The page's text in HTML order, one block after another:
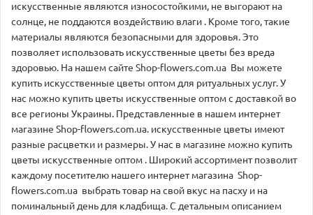
искусственные являются износостойкими, не выгорают на
солнце, не поддаются воздействию влаги . Кроме того, такие
материалы являются безопасными для здоровья. Это
позволяет использовать искусственные цветы без вреда
здоровью. На нашем сайте Shop-flowers.com.ua Вы можете
купить искусственные цветы оптом для ритуальных услуг. У
нас можно купить цветы искусственные оптом с доставкой во
все регионы Украины. Представленные в нашем интернет
магазине Shop-flowers.com.ua. искусственные цветы имеют
разные расцветки и размеры. У нас в магазине можно купить
цветы искусственные оптом . Широкий ассортимент позволит
каждому посетителю нашего интернет магазина Shop-
flowers.com.ua выбрать товар на свой вкус на пасху и на
поминальный день для кладбища. С детальным описанием